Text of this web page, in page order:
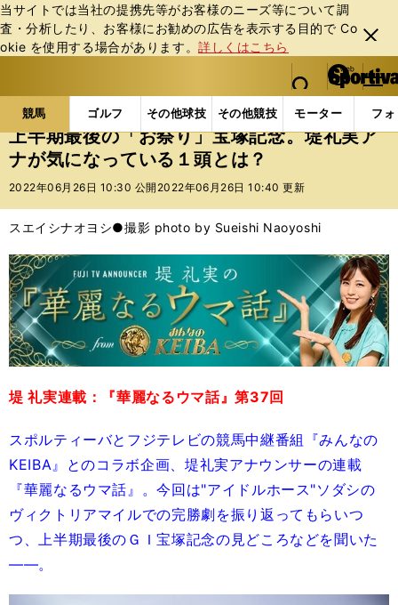
当サイトでは当社の提携先等がお客様のニーズ等について調
査・分析したり、お客様にお勧めの広告を表⽰する⽬的で Co
okie を使⽤する場合があります。詳しくはこちら
閉じ
る
web Sportiva (webスポルティーバ)
検索
マイペ
ー
ジ
メニュ
競馬 ゴルフ その他球技 その他競技 モーター フ
b
ス
ポ
ル
バ
競馬の記事一覧 競馬 上半期最後の「お祭り」宝塚
上半期最後の「お祭り」宝塚記念。堤礼実ア
ナが気になっている１頭とは？
2022年06月26日 10:30 公開 2022年06月26日 10:40 更新
スエイシナオヨシ●撮影 photo by Sueishi Naoyoshi
堤 礼実連載：『華麗なるウマ話』第37回
スポルティーバとフジテレビの競馬中継番組『みんなの
KEIBA』とのコラボ企画、堤礼実アナウンサーの連載
『華麗なるウマ話』。今回は"アイドルホース"ソダシの
ヴィクトリアマイルでの完勝劇を振り返ってもらいつ
つ、上半期最後のＧＩ宝塚記念の見どころなどを聞いた
――。